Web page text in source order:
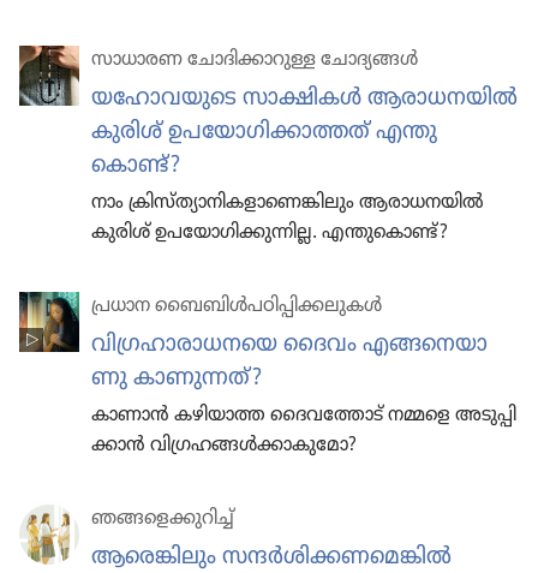
സാധാരണ ചോദിക്കാറുള്ള ചോദ്യങ്ങൾ
യഹോ​വ​യു​ടെ സാക്ഷികൾ ആരാധ​ന​യിൽ
കുരിശ്‌ ഉപയോ​ഗി​ക്കാ​ത്തത്‌ എന്തു​
കൊണ്ട്‌?
നാം ക്രിസ്‌ത്യാ​നി​ക​ളാ​ണെ​ങ്കി​ലും ആരാധ​ന​യിൽ
കുരിശ്‌ ഉപയോ​ഗി​ക്കു​ന്നി​ല്ല. എന്തു​കൊണ്ട്‌?
പ്രധാന ബൈബിൾപ​ഠി​പ്പി​ക്ക​ലു​കൾ
വിഗ്ര​ഹാ​രാ​ധ​നയെ ദൈവം എങ്ങനെ​യാ​
ണു കാണു​ന്നത്‌?
കാണാൻ കഴിയാത്ത ദൈവ​ത്തോട്‌ നമ്മളെ അടുപ്പി​
ക്കാൻ വിഗ്ര​ഹ​ങ്ങൾക്കാ​കു​മോ?
ഞങ്ങളെ​ക്കു​റിച്ച്‌
ആരെങ്കി​ലും സന്ദർശി​ക്ക​ണ​മെ​ങ്കിൽ